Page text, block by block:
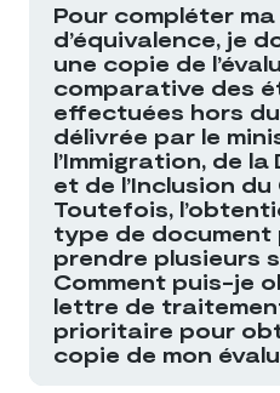
Pour compléter
d’équivalence, je
une copie de
comparative des
effectuées hors
délivrée par le
l’Immigration, de
et de l’Inclusion du
Toutefois,
type de document
prendre plusieurs
Comment puis-je
lettre de
prioritaire pour
copie de mon